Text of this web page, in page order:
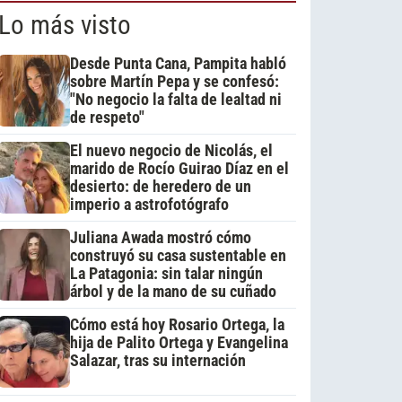
más visto
Desde Punta Cana, Pampita habló
sobre Martín Pepa y se confesó:
"No negocio la falta de lealtad ni
de respeto"
El nuevo negocio de Nicolás, el
marido de Rocío Guirao Díaz en el
desierto: de heredero de un
imperio a astrofotógrafo
Juliana Awada mostró cómo
construyó su casa sustentable en
La Patagonia: sin talar ningún
árbol y de la mano de su cuñado
Cómo está hoy Rosario Ortega, la
hija de Palito Ortega y Evangelina
Salazar, tras su internación